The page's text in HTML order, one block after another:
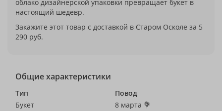
облако дизайнерской упаковки превращает букет в
настоящий шедевр.
Закажите этот товар с доставкой в Старом Осколе за 5
290 руб.
Общие характеристики
Тип
Букет
Повод
8 марта 💐